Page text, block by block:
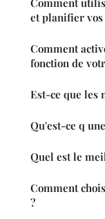
et planifier vos
Comment
fonction de
Est-ce que les
Qu'est-ce q
Quel est le
Comment
?